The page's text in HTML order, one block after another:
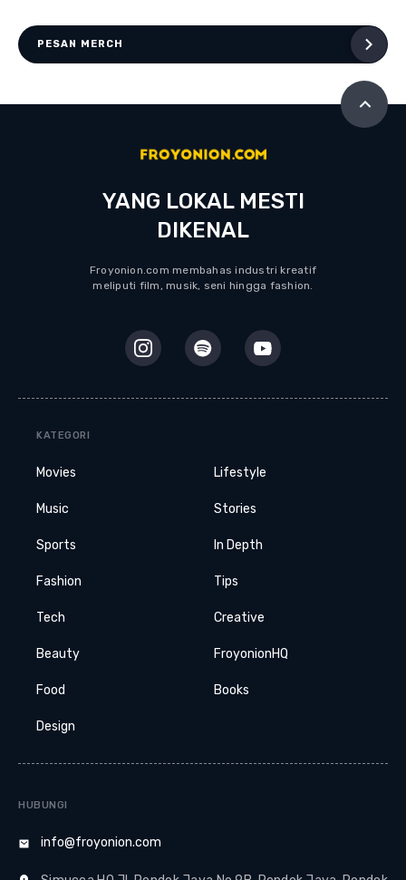
PESAN MERCH
KATEGORI
Movies
Music
Sports
Fashion
Tech
Beauty
Food
Design
Lifestyle
Stories
In Depth
Tips
Creative
FroyonionHQ
Books
YANG LOKAL MESTI
DIKENAL
Froyonion.com membahas industri kreatif
meliputi film, musik, seni hingga fashion.
HUBUNGI
info@froyonion.com